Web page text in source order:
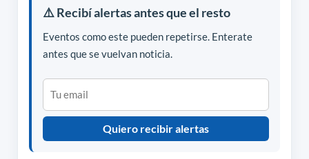
⚠️ Recibí alertas antes que el resto
Eventos como este pueden repetirse. Enterate
antes que se vuelvan noticia.
Quiero recibir alertas